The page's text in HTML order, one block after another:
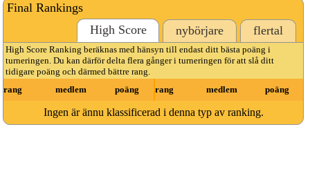
Final Rankings
High Score
nybörjare flertal
High Score Ranking beräknas med hänsyn till endast ditt bästa poäng i
turneringen. Du kan därför delta flera gånger i turneringen för att slå ditt
tidigare poäng och därmed bättre rang.
rang
medlem poäng rang medlem poäng
Ingen är ännu klassificerad i denna typ av ranking.